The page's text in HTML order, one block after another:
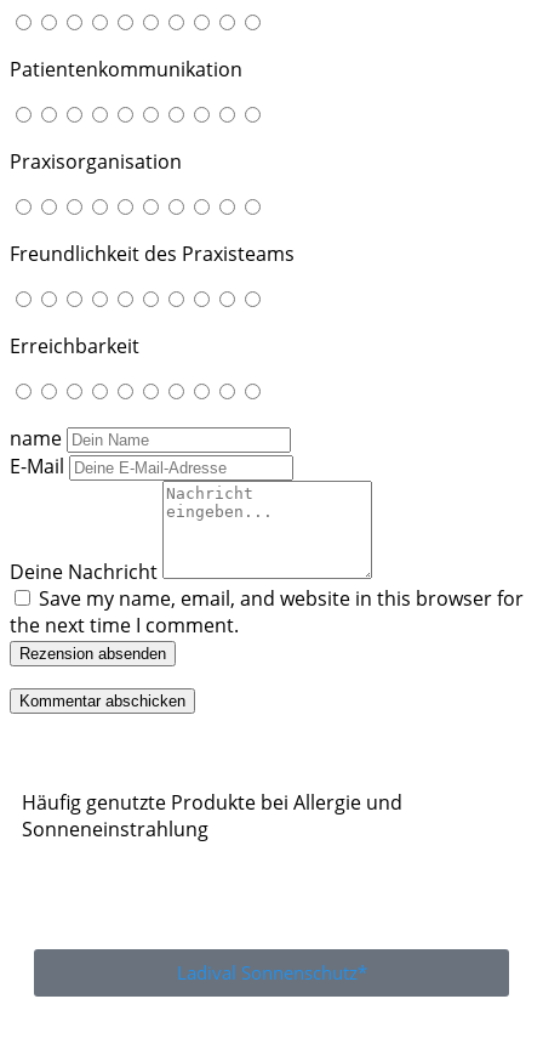
Patientenkommunikation
Praxisorganisation
Freundlichkeit des Praxisteams
Erreichbarkeit
name
E-Mail
Deine Nachricht
Save my name, email, and website in this browser for
the next time I comment.
Rezension absenden
Häufig genutzte Produkte bei Allergie und
Sonneneinstrahlung
Ladival Sonnenschutz*